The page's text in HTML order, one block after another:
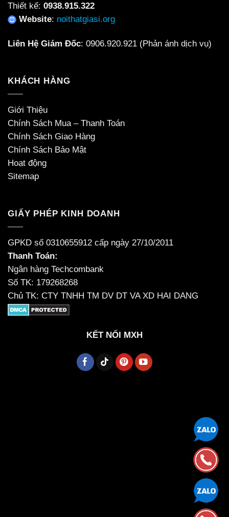
Thiết kế: 0938.915.322
Website: noithatgiasi.org
Liên Hệ Giám Đốc: 0906.920.921 (Phản ánh dịch vụ)
KHÁCH HÀNG
Giới Thiệu
Chính Sách Mua – Thanh Toán
Chính Sách Giao Hàng
Chính Sách Bảo Mật
Hoạt động
Sitemap
GIẤY PHÉP KINH DOANH
GPKD số 0310655912 cấp ngày 27/10/2011
Thanh Toán:
Ngân hàng Techcombank
Số TK: 179268268
Chủ TK: CTY TNHH TM DV DT VA XD HAI DANG
KẾT NỐI MXH